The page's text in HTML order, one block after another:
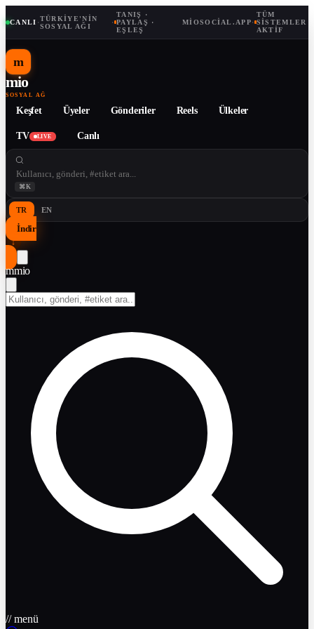
CANLI ·TÜRKIYE'NIN
SOSYAL AĞI
·
TANIŞ ·
PAYLAŞ ·
EŞLEŞ
MIOSOCIAL.APP·
TÜM
SISTEMLER
AKTIF
m
mio
SOSYAL AĞ
Keşfet Üyeler Gönderiler Reels Ülkeler
TV LIVE Canlı
⌘K
TR EN
İndir
↓
mmio
// menü